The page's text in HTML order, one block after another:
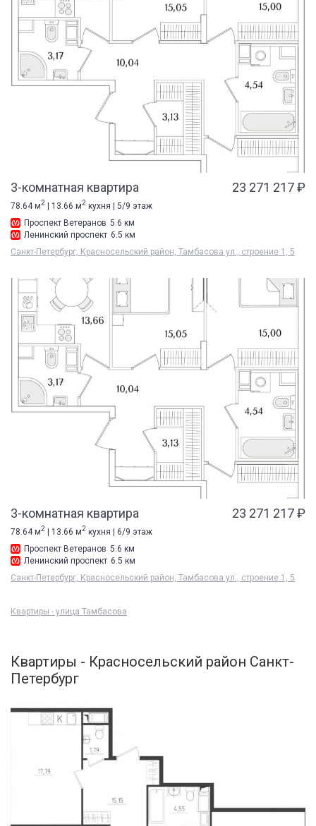
3-комнатная квартира 23 271 217 ₽
78.64 м2 | 13.66 м2 кухня | 5/9 этаж
Проспект Ветеранов 5.6 км
Ленинский проспект 6.5 км
Санкт-Петербург, Красносельский район, Тамбасова ул., строение 1, 5
3-комнатная квартира 23 271 217 ₽
78.64 м2 | 13.66 м2 кухня | 6/9 этаж
Проспект Ветеранов 5.6 км
Ленинский проспект 6.5 км
Санкт-Петербург, Красносельский район, Тамбасова ул., строение 1, 5
Квартиры - улица Тамбасова
Квартиры - Красносельский район Санкт-
Петербург